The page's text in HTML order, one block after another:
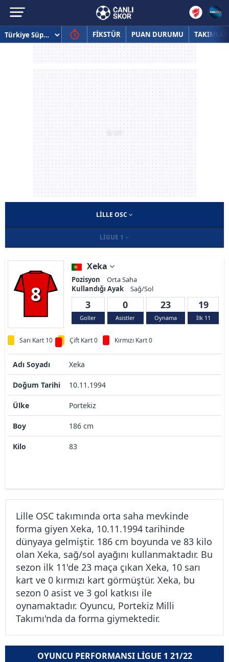
FİKSTÜR PUAN DURUMU TAKIMLAR
LILLE OSC
LIGUE 1
8
Xeka
Pozisyon
Orta Saha
Kullandığı Ayak
Sağ/Sol
3
Goller
0
Asistler
23
Oynama
19
İlk 11
Sarı Kart 10 Çift Kart 0 Kırmızı Kart 0
Adı Soyadı Xeka
Doğum Tarihi 10.11.1994
Ülke Portekiz
Boy 186 cm
Kilo 83
Lille OSC takımında orta saha mevkinde
forma giyen Xeka, 10.11.1994 tarihinde
dünyaya gelmiştir. 186 cm boyunda ve 83 kilo
olan Xeka, sağ/sol ayağını kullanmaktadır. Bu
sezon ilk 11'de 23 maça çıkan Xeka, 10 sarı
kart ve 0 kırmızı kart görmüştür. Xeka, bu
sezon 0 asist ve 3 gol katkısı ile
oynamaktadır. Oyuncu, Portekiz Milli
Takımı'nda da forma giymektedir.
OYUNCU PERFORMANSI LIGUE 1 21/22